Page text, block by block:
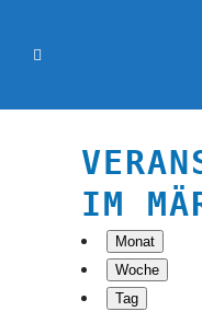
IM
Monat
Woche
Tag